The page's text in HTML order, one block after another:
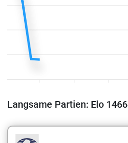
Langsame Partien: Elo 1466